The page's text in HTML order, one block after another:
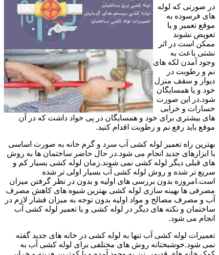
در صورتی که لوله
های فرسوده به
موقع تعمیر و یا
تعویض نشوند
ممکن است در اثر
نشتی باعث به
وجود آمدن لکه های
نم و رطوبت در
دیوار و سقف منزل
خود و یا همسایگان
شود.در این صورت
خسارات و خرابی
های بیشتری برای خود و همسایگان در پی خواد داشت که در آن
موقع باید رفع نم و رطوبت اقدام کنید.
بهترین راه تعمیر لوله کشی آب سرد و گرم خانه به صورت اساسی
با ابزارهای جدید انجام می شود.در حال حاضر ساختمان ها به روش
های قبلی دیگر لوله کشی نمی شوند.زمان لوله کشی بسیار کم و
سریع تر شده و روش لوله کشی آب بسیار اولی تر شده
است.امروزه بدون بررسی های اولیه و بدون در نظر گرفتن میزان
مصرفی ها بهینه سازی لوله کشی بهترین شیوه های کاهش مصرف
آب و مصرف مصالح و مواد اولیه بدون توجه به میزان فشار لازم در
ساختمان و نکته های دیگر در لوله کشی و یا تعمیر لوله کشی آب
انجام می شود.
تعمیرات لوله کشی آب تنها به لوله کشی در خانه های جدید گفته
نمی شود.خوشبختانه روش های مختلفی برای لوله کشی آب به